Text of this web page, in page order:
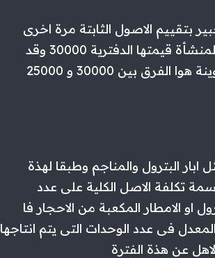
الاصول الثابتة مرة اخرى
وفرق التثييم نعمل به مخصص اهلاك فمثلا الة بالمنشأة قيمتها الدفترية 30000 وقد
قيمها الخبير بمبلغ 25000 فا الخصص الواجب تكوينة هوا الفرق بين 30000 و 25000
البترول والمناجم وطبقا لهذة
تكلفة الاصل الكلية على عدد
او الامطار المكعبة من الاحجار فا
فى عدد الوحدات التى يتم انتاجها
عن هذة الفترة